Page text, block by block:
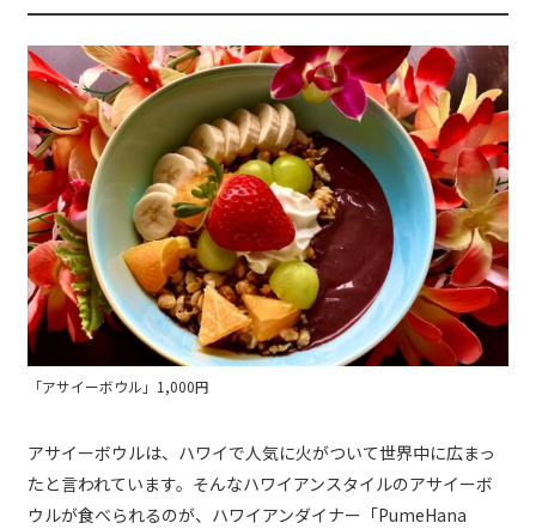
「アサイーボウル」1,000円
アサイーボウルは、ハワイで人気に火がついて世界中に広まっ
たと言われています。そんなハワイアンスタイルのアサイーボ
ウルが食べられるのが、ハワイアンダイナー「PumeHana